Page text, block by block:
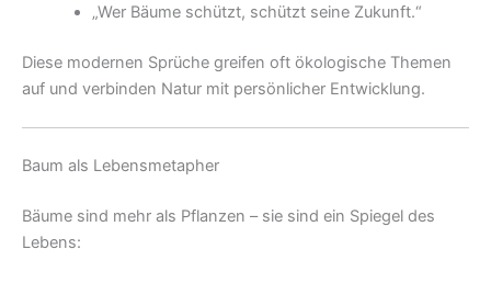
„Wer Bäume schützt, schützt seine Zukunft.“
Diese modernen Sprüche greifen oft ökologische Themen
auf und verbinden Natur mit persönlicher Entwicklung.
Baum als Lebensmetapher
Bäume sind mehr als Pflanzen – sie sind ein Spiegel des
Lebens: